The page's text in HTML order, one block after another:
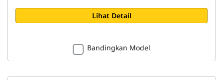
Lihat Detail
Bandingkan Model